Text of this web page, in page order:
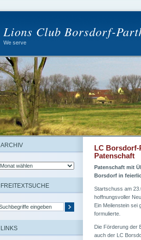
Lions Club Borsdorf-
We serve
ARCHIV
FREITEXTSUCHE
LINKS
LC
Patenschaft
Patenschaft mit
Borsdorf in
Startschuss am
hoffnungsvoller
Ein Meilenstein
formulierte.
Die Förderung der
auch der LC